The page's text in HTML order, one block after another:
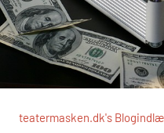
teatermasken.dk's